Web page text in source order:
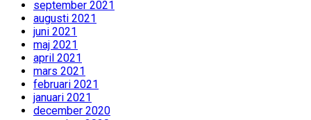
september 2021
augusti 2021
juni 2021
maj 2021
april 2021
mars 2021
februari 2021
januari 2021
december 2020